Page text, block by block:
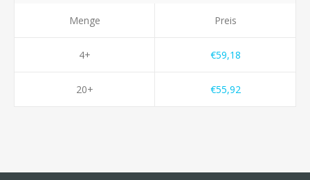
Menge
4+
20+
Preis
€59,18
€55,92